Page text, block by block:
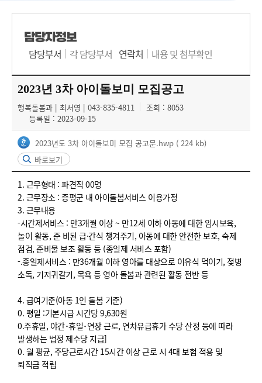
담당자정보
담당부서
각 담당부서 연락처 내용 및 첨부확인
2023년 3차 아이돌보미 모집공고
행복돌봄과 | 최서영 | 043-835-4811
조회 : 8053
등록일 : 2023-09-15
2023년도 3차 아이돌보미 모집 공고문.hwp ( 224 kb)
바로보기
1. 근무형태 : 파견직 00명
2. 근무장소 : 증평군 내 아이돌봄서비스 이용가정
3. 근무내용
-시간제서비스 : 만3개월 이상 ~ 만12세 이하 아동에 대한 임시보육,
놀이 활동, 준 비된 급·간식 챙겨주기, 아동에 대한 안전한 보호, 숙제
점검, 준비물 보조 활동 등 (종일제 서비스 포함)
-.종일제서비스 : 만36개월 이하 영아를 대상으로 이유식 먹이기, 젖병
소독, 기저귀갈기, 목욕 등 영아 돌봄과 관련된 활동 전반 등
4. 급여기준(아동 1인 돌봄 기준)
0. 평일 :기본시급 시간당 9,630원
0.주휴일, 야간･휴일･연장 근로, 연차유급휴가 수당 산정 등에 따라
발생하는 법정 제수당 지급]
0. 월 평균, 주당근로시간 15시간 이상 근로 시 4대 보험 적용 및
퇴직금 적립